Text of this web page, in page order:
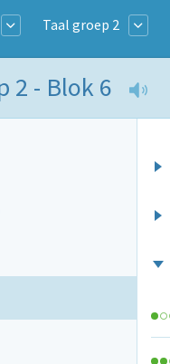
Taal groep 2
2 - Blok 6